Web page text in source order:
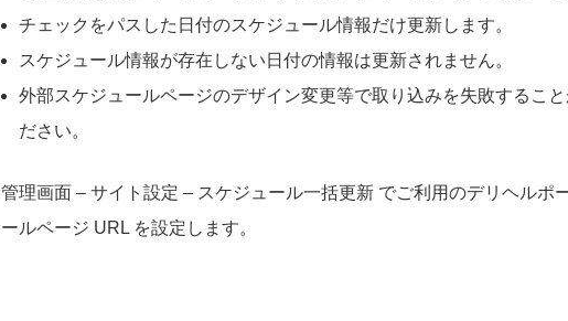
チェックをパスした日付のスケジュール情報だけ更新します。
スケジュール情報が存在しない日付の情報は更新されません。
外部スケジュールページのデザイン変更等で取り込みを失敗するこ
ださい。
管理画面 – サイト設定 – スケジュール一括更新 でご利用のデリヘルポ
ールページ URL を設定します。